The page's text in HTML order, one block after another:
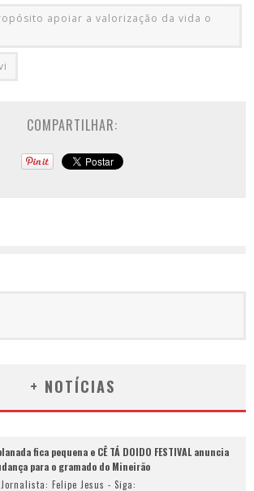
apoiar a valorização da vida o
COMPARTILHAR:
+ NOTÍCIAS
fica pequena e CÊ TÁ DOIDO FESTIVAL anuncia
para o gramado do Mineirão
Jornalista: Felipe Jesus - Siga: